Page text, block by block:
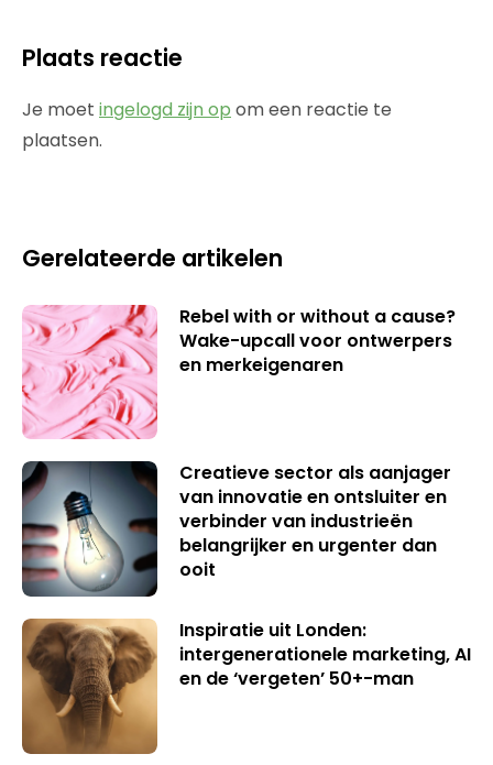
Plaats reactie
Je moet ingelogd zijn op om een reactie te
plaatsen.
Gerelateerde artikelen
Rebel with or without a cause?
Wake-upcall voor ontwerpers
en merkeigenaren
Creatieve sector als aanjager
van innovatie en ontsluiter en
verbinder van industrieën
belangrijker en urgenter dan
ooit
Inspiratie uit Londen:
intergenerationele marketing, AI
en de ‘vergeten’ 50+-man